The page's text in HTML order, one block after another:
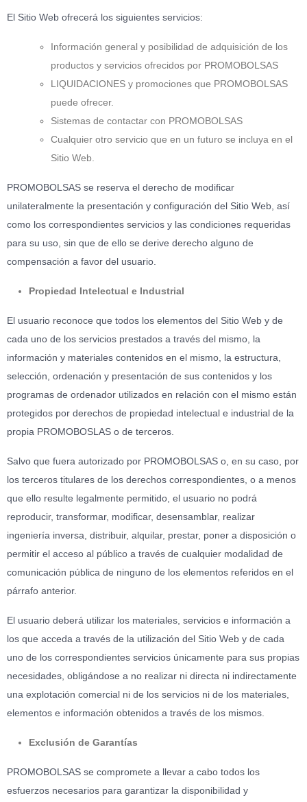
El Sitio Web ofrecerá los siguientes servicios:
Información general y posibilidad de adquisición de los
productos y servicios ofrecidos por PROMOBOLSAS
LIQUIDACIONES y promociones que PROMOBOLSAS
puede ofrecer.
Sistemas de contactar con PROMOBOLSAS
Cualquier otro servicio que en un futuro se incluya en el
Sitio Web.
PROMOBOLSAS se reserva el derecho de modificar
unilateralmente la presentación y configuración del Sitio Web, así
como los correspondientes servicios y las condiciones requeridas
para su uso, sin que de ello se derive derecho alguno de
compensación a favor del usuario.
Propiedad Intelectual e Industrial
El usuario reconoce que todos los elementos del Sitio Web y de
cada uno de los servicios prestados a través del mismo, la
información y materiales contenidos en el mismo, la estructura,
selección, ordenación y presentación de sus contenidos y los
programas de ordenador utilizados en relación con el mismo están
protegidos por derechos de propiedad intelectual e industrial de la
propia PROMOBOSLAS o de terceros.
Salvo que fuera autorizado por PROMOBOLSAS o, en su caso, por
los terceros titulares de los derechos correspondientes, o a menos
que ello resulte legalmente permitido, el usuario no podrá
reproducir, transformar, modificar, desensamblar, realizar
ingeniería inversa, distribuir, alquilar, prestar, poner a disposición o
permitir el acceso al público a través de cualquier modalidad de
comunicación pública de ninguno de los elementos referidos en el
párrafo anterior.
El usuario deberá utilizar los materiales, servicios e información a
los que acceda a través de la utilización del Sitio Web y de cada
uno de los correspondientes servicios únicamente para sus propias
necesidades, obligándose a no realizar ni directa ni indirectamente
una explotación comercial ni de los servicios ni de los materiales,
elementos e información obtenidos a través de los mismos.
Exclusión de Garantías
PROMOBOLSAS se compromete a llevar a cabo todos los
esfuerzos necesarios para garantizar la disponibilidad y